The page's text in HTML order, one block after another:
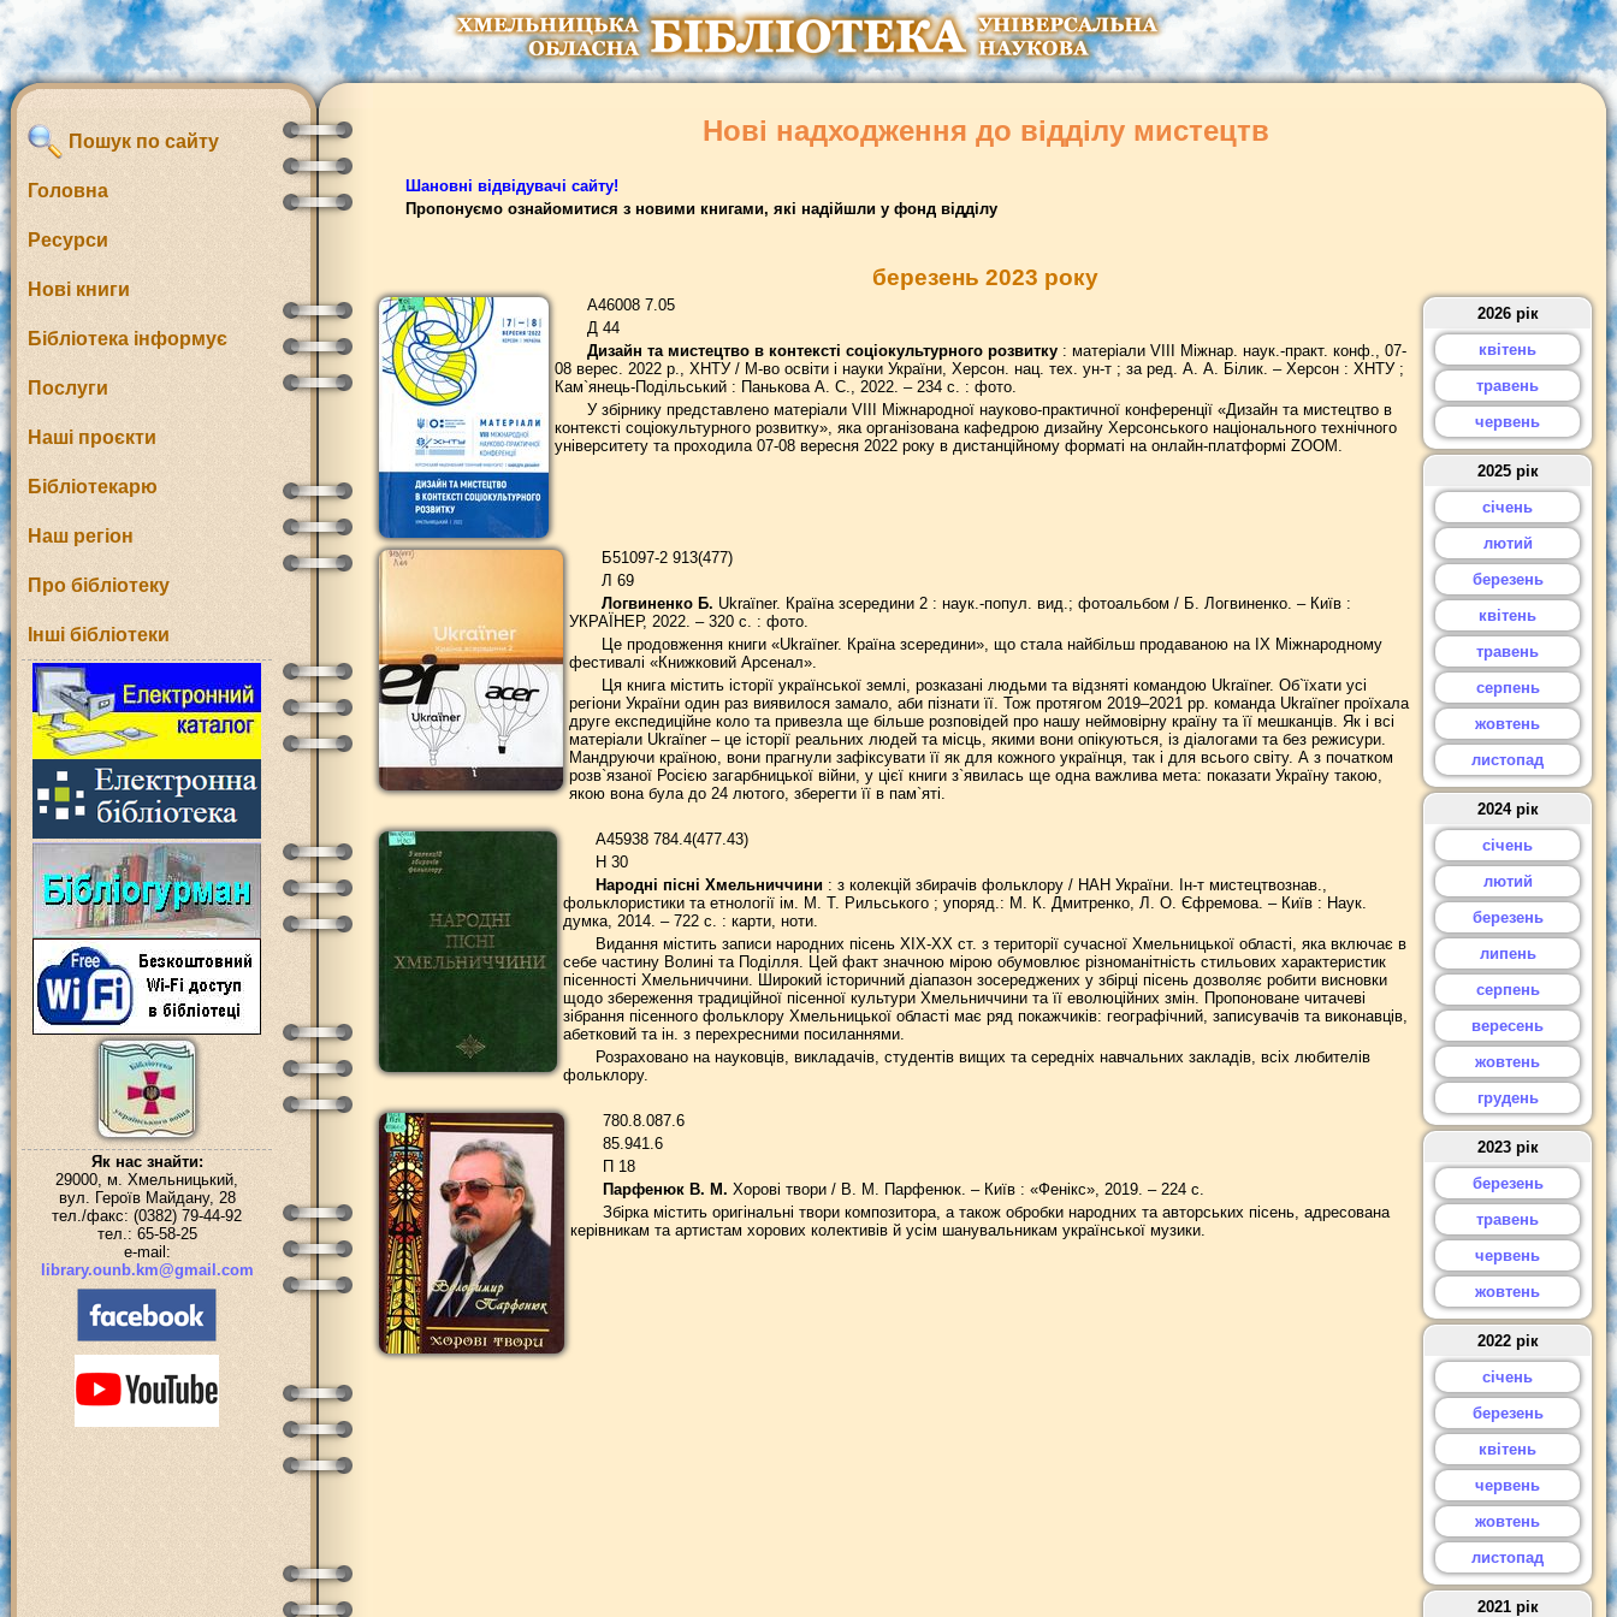
Пошук по сайту
Головна
Ресурси
Нові книги
Бібліотека інформує
Послуги
Наші проєкти
Бібліотекарю
Наш регіон
Про бібліотеку
Інші бібліотеки
Як нас знайти:
29000, м. Хмельницький,
вул. Героїв Майдану, 28
тел./факс: (0382) 79-44-92
тел.: 65-58-25
e-mail:
library.ounb.km@gmail.com
Нові надходження до відділу мистецтв
Шановні відвідувачі сайту!
Пропонуємо ознайомитися з новими книгами, які надійшли у фонд відділу
березень 2023 року
2026 рік
квітень
травень
червень
2025 рік
січень
лютий
березень
квітень
травень
серпень
жовтень
листопад
2024 рік
січень
лютий
березень
липень
серпень
вересень
жовтень
грудень
2023 рік
березень
травень
червень
жовтень
2022 рік
січень
березень
квітень
червень
жовтень
листопад
2021 рік
А46008 7.05
Д 44
Дизайн та мистецтво в контексті соціокультурного розвитку: матеріали VIII Міжнар. наук.-практ. конф., 07-
08 верес. 2022 р., ХНТУ / М-во освіти і науки України, Херсон. нац. тех. ун-т ; за ред. А. А. Білик. – Херсон : ХНТУ ;
Кам`янець-Подільський : Панькова А. С., 2022. – 234 с. : фото.
У збірнику представлено матеріали VІІІ Міжнародної науково-практичної конференції «Дизайн та мистецтво в
контексті соціокультурного розвитку», яка організована кафедрою дизайну Херсонського національного технічного
університету та проходила 07-08 вересня 2022 року в дистанційному форматі на онлайн-платформі ZOOM.
Б51097-2 913(477)
Л 69
Логвиненко Б. Ukraїner. Країна зсередини 2 : наук.-попул. вид.; фотоальбом / Б. Логвиненко. – Київ :
УКРАЇНЕР, 2022. – 320 с. : фото.
Це продовження книги «Ukraїner. Країна зсередини», що стала найбільш продаваною на IX Міжнародному
фестивалі «Книжковий Арсенал».
Ця книга містить історії української землі, розказані людьми та відзняті командою Ukraїner. Об`їхати усі
регіони України один раз виявилося замало, аби пізнати її. Тож протягом 2019–2021 рр. команда Ukraїner проїхала
друге експедиційне коло та привезла ще більше розповідей про нашу неймовірну країну та її мешканців. Як і всі
матеріали Ukraїner – це історії реальних людей та місць, якими вони опікуються, із діалогами та без режисури.
Мандруючи країною, вони прагнули зафіксувати її як для кожного українця, так і для всього світу. А з початком
розв`язаної Росією загарбницької війни, у цієї книги з`явилась ще одна важлива мета: показати Україну такою,
якою вона була до 24 лютого, зберегти її в пам`яті.
А45938 784.4(477.43)
Н 30
Народні пісні Хмельниччини: з колекцій збирачів фольклору / НАН України. Ін-т мистецтвознав.,
фольклористики та етнології ім. М. Т. Рильського ; упоряд.: М. К. Дмитренко, Л. О. Єфремова. – Київ : Наук.
думка, 2014. – 722 с. : карти, ноти.
Видання містить записи народних пісень XIX-XX ст. з території сучасної Хмельницької області, яка включає в
себе частину Волині та Поділля. Цей факт значною мірою обумовлює різноманітність стильових характеристик
пісенності Хмельниччини. Широкий історичний діапазон зосереджених у збірці пісень дозволяє робити висновки
щодо збереження традиційної пісенної культури Хмельниччини та її еволюційних змін. Пропоноване читачеві
зібрання пісенного фольклору Хмельницької області має ряд покажчиків: географічний, записувачів та виконавців,
абетковий та ін. з перехресними посиланнями.
Розраховано на науковців, викладачів, студентів вищих та середніх навчальних закладів, всіх любителів
фольклору.
780.8.087.6
85.941.6
П 18
Парфенюк В. М. Хорові твори / В. М. Парфенюк. – Київ : «Фенікс», 2019. – 224 с.
Збірка містить оригінальні твори композитора, а також обробки народних та авторських пісень, адресована
керівникам та артистам хорових колективів й усім шанувальникам української музики.